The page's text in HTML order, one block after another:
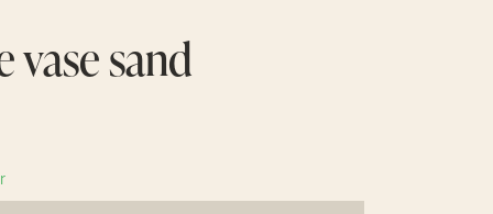
vase sand